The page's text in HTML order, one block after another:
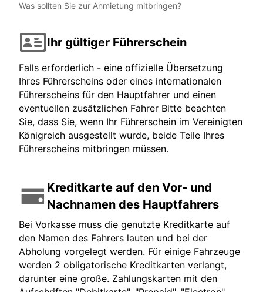
Was sollten Sie zur Anmietung mitbringen?
Ihr gültiger Führerschein
Falls erforderlich - eine offizielle Übersetzung
Ihres Führerscheins oder eines internationalen
Führerscheins für den Hauptfahrer und einen
eventuellen zusätzlichen Fahrer Bitte beachten
Sie, dass Sie, wenn Ihr Führerschein im Vereinigten
Königreich ausgestellt wurde, beide Teile Ihres
Führerscheins mitbringen müssen.
Kreditkarte auf den Vor- und
Nachnamen des Hauptfahrers
Bei Vorkasse muss die genutzte Kreditkarte auf
den Namen des Fahrers lauten und bei der
Abholung vorgelegt werden. Für einige Fahrzeuge
werden 2 obligatorische Kreditkarten verlangt,
darunter eine große. Zahlungskarten mit den